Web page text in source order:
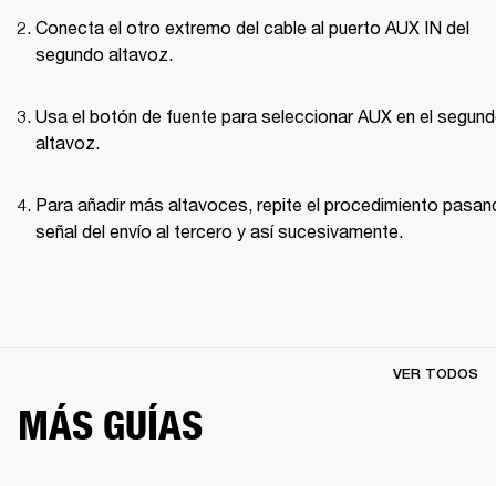
Conecta el otro extremo del cable al puerto AUX IN del
segundo altavoz.
Usa el botón de fuente para seleccionar AUX en el
altavoz.
Para añadir más altavoces, repite el procedimiento
señal del envío al tercero y así sucesivamente.
MÁS GUÍAS
VER TODOS